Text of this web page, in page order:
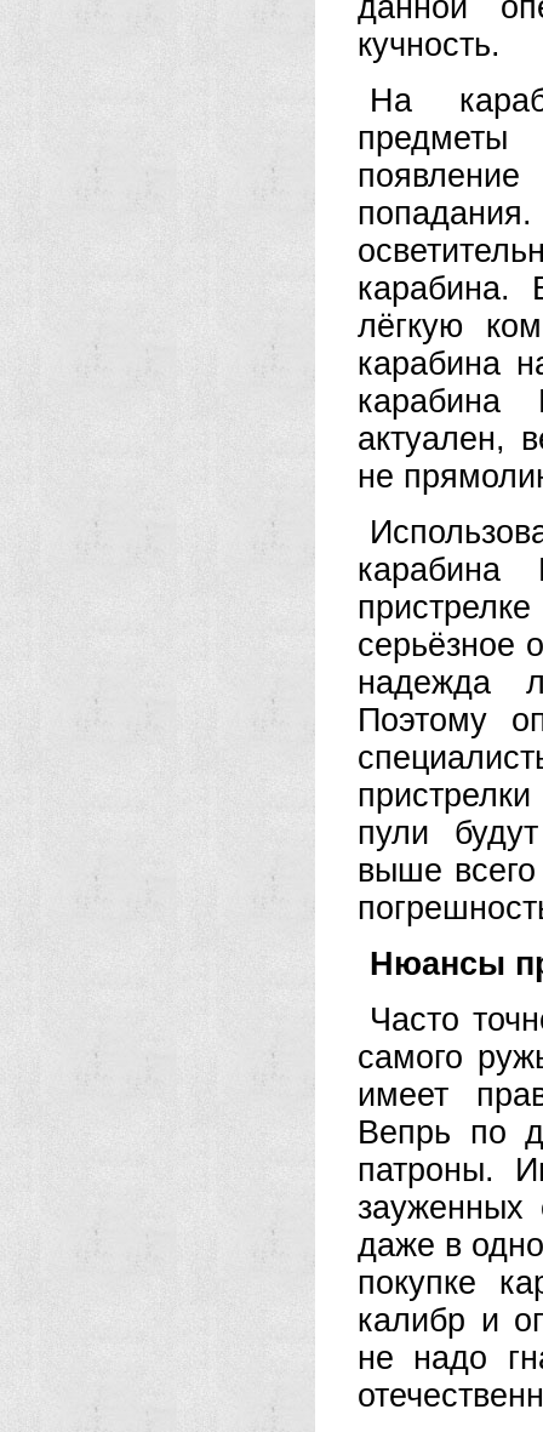
данной
кучность.
На
предметы
карабина.
лёгкую
карабина
карабина
актуален,
не
серьёзное
надежда
Поэтому
пули
выше
Нюансы
Часто
самого
имеет
Вепрь по
патроны.
зауженных
даже в
покупке
калибр и
не надо